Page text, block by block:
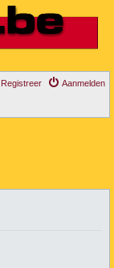
Aanmelden
Registreer